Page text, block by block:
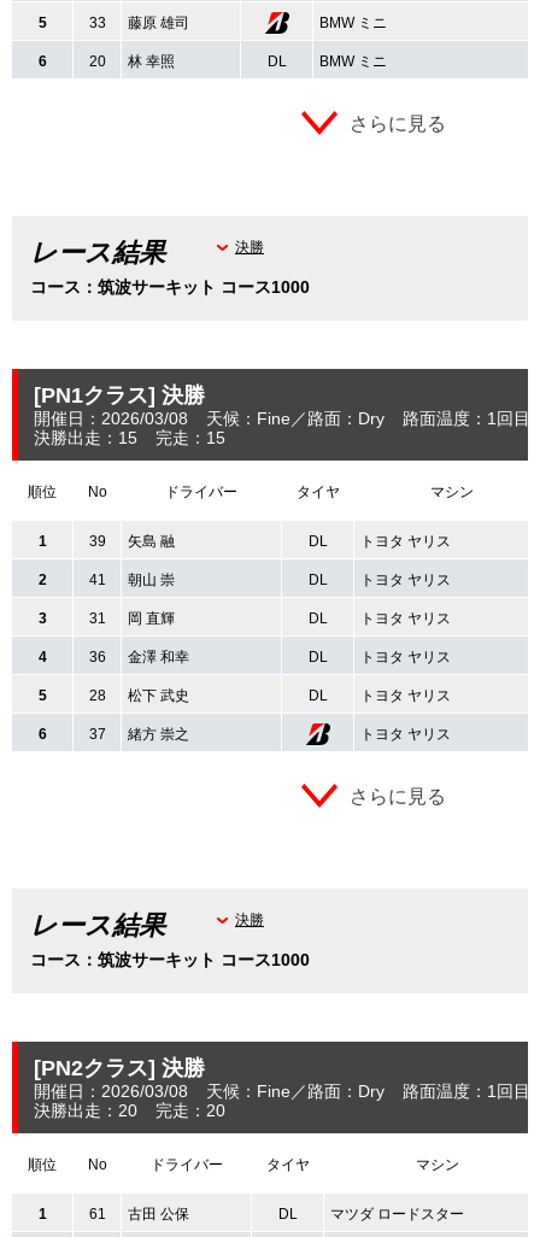
5 33 藤原 雄司 BMW ミニ
6 20 林 幸照 DL BMW ミニ
さらに見る
レース結果
コース：筑波サーキット コース1000
決勝
[PN1クラス] 決勝
開催日：2026/03/08 天候：Fine 路面：Dry
路面温度：1回
決勝出走：15
完走：15
順位 No ドライバー タイヤ マシン
1 39 矢島 融 DL トヨタ ヤリス
2 41 朝山 崇 DL トヨタ ヤリス
3 31 岡 直輝 DL トヨタ ヤリス
4 36 金澤 和幸 DL トヨタ ヤリス
5 28 松下 武史 DL トヨタ ヤリス
6 37 緒方 崇之 トヨタ ヤリス
さらに見る
レース結果
コース：筑波サーキット コース1000
決勝
[PN2クラス] 決勝
開催日：2026/03/08 天候：Fine 路面：Dry
路面温度：1回
決勝出走：20
完走：20
順位 No ドライバー タイヤ マシン
1 61 古田 公保 DL マツダ ロードスター